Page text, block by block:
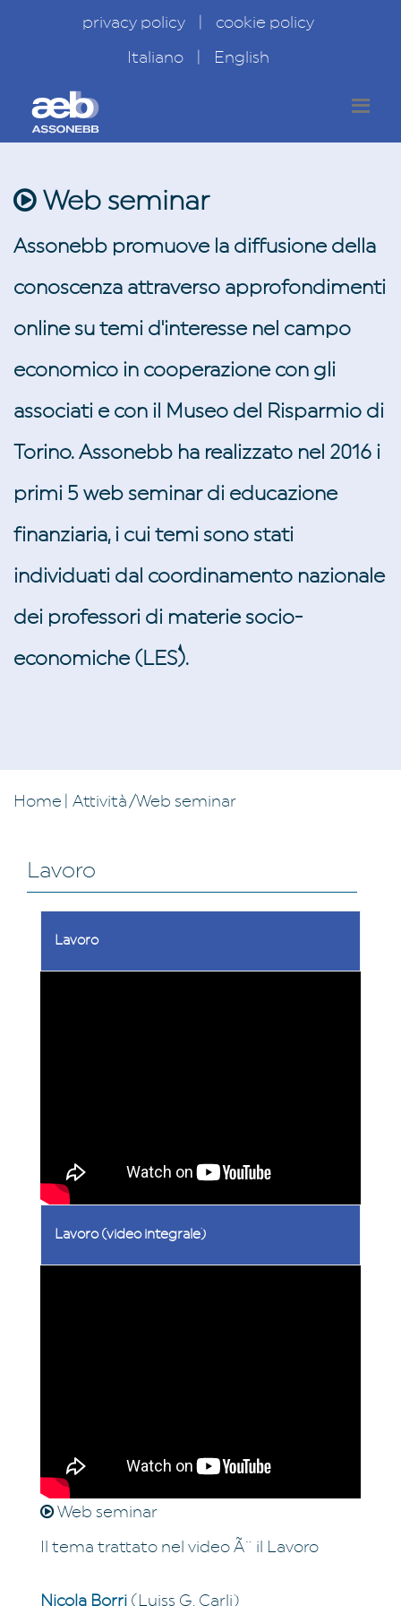
privacy policy cookie policy
Italiano English
Web seminar
Assonebb promuove la diffusione della
conoscenza attraverso approfondimenti
online su temi d'interesse nel campo
economico in cooperazione con gli
associati e con il Museo del Risparmio di
Torino. Assonebb ha realizzato nel 2016 i
primi 5 web seminar di educazione
finanziaria, i cui temi sono stati
individuati dal coordinamento nazionale
dei professori di materie socio-
economiche (LES).
Home | Attività /Web seminar
Lavoro
Lavoro
Lavoro (video integrale)
Web seminar
Il tema trattato nel video Ã¨ il Lavoro
Nicola Borri (Luiss G. Carli)